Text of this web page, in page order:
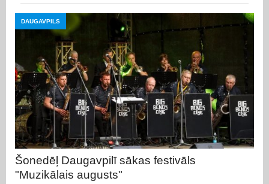
DAUGAVPILS
Šonedēļ Daugavpilī sākas festivāls
"Muzikālais augusts"